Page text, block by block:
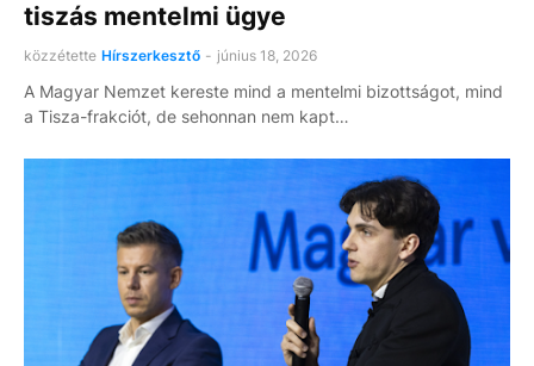
tiszás mentelmi ügye
közzétette Hírszerkesztő - június 18, 2026
A Magyar Nemzet kereste mind a mentelmi bizottságot, mind
a Tisza-frakciót, de sehonnan nem kapt…